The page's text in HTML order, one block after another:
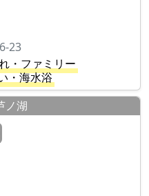
23
・ファミリー
・海水浴
湖